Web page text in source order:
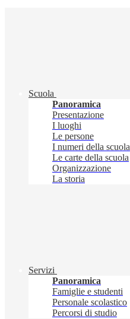
Scuola
Panoramica
Presentazione
I luoghi
Le persone
I numeri della scuola
Le carte della scuola
Organizzazione
La storia
Servizi
Panoramica
Famiglie e studenti
Personale scolastico
Percorsi di studio